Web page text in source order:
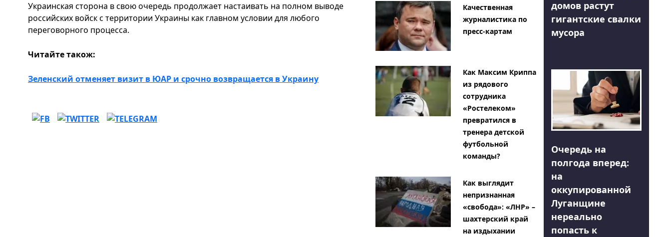
Украинская сторона в свою очередь продолжает настаивать на полном выводе
российских войск с территории Украины как главном условии для любого
переговорного процесса.
Читайте також:
Зеленский отменяет визит в ЮАР и срочно возвращается в Украину
Качественная
журналистика по
пресс-картам
Как Максим Криппа
из рядового
сотрудника
«Ростелеком»
превратился в
тренера детской
футбольной
команды?
Как выглядит
непризнанная
«свобода»: «ЛНР» –
шахтерский край
на издыхании
домов растут
гигантские свалки
мусора
Очередь на
полгода вперед:
на
оккупированной
Луганщине
нереально
попасть к